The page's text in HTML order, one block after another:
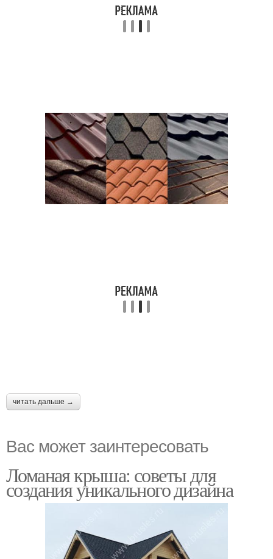
Металлочерепицы от
читать дальше →
Вас может заинтересовать
Ломаная крыша: советы для
создания уникального дизайна